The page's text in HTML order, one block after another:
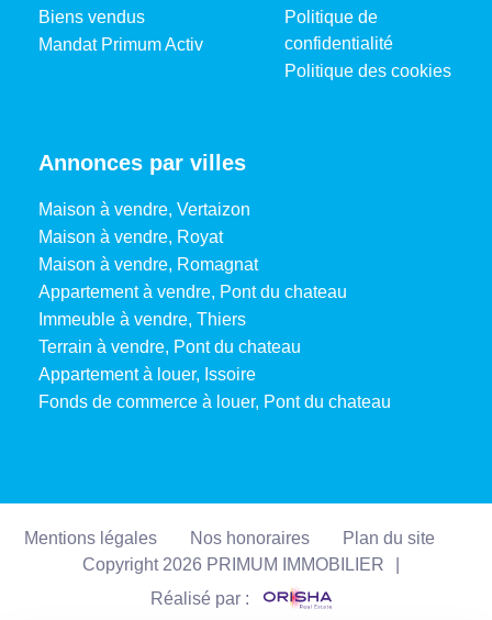
Biens vendus
Mandat Primum Activ
Politique de
confidentialité
Politique des cookies
Annonces par villes
Maison à vendre, Vertaizon
Maison à vendre, Royat
Maison à vendre, Romagnat
Appartement à vendre, Pont du chateau
Immeuble à vendre, Thiers
Terrain à vendre, Pont du chateau
Appartement à louer, Issoire
Fonds de commerce à louer, Pont du chateau
Mentions légales Nos honoraires
Plan du site
Copyright 2026 PRIMUM IMMOBILIER
Réalisé par :